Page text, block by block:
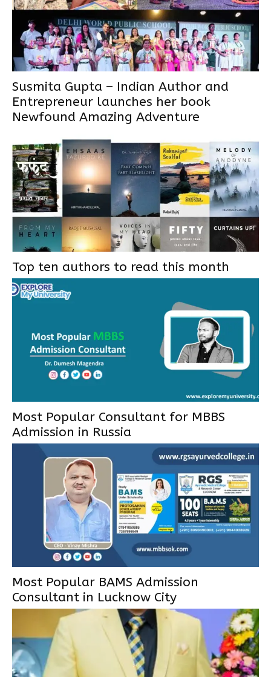
Susmita Gupta – Indian Author and
Entrepreneur launches her book
Newfound Amazing Adventure
Top ten authors to read this month
Most Popular Consultant for MBBS
Admission in Russia
Most Popular BAMS Admission
Consultant in Lucknow City